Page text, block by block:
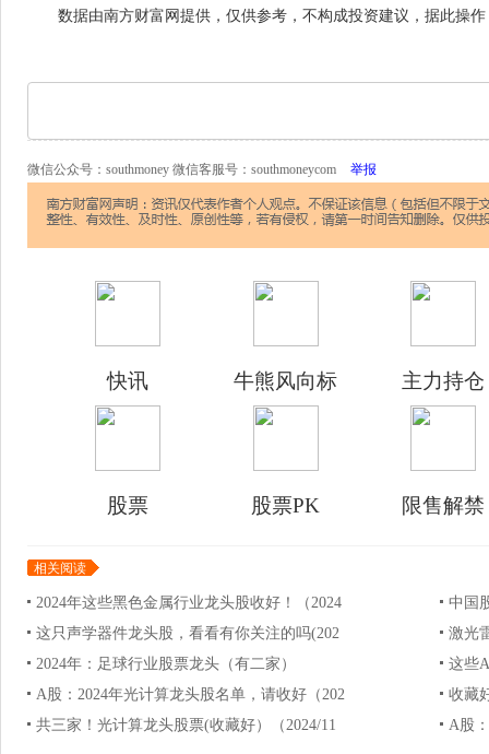
数据由南方财富网提供，仅供参考，不构成投资建议，据此操作
微信公众号：southmoney 微信客服号：southmoneycom 举报
快讯 牛熊风向标 主力持仓
股票 股票PK 限售解禁
相关阅读
2024年这些黑色金属行业龙头股收好！（2024
中国
这只声学器件龙头股，看看有你关注的吗(202
激光
2024年：足球行业股票龙头（有二家）
这些
A股：2024年光计算龙头股名单，请收好（202
收藏
共三家！光计算龙头股票(收藏好）（2024/11
A股